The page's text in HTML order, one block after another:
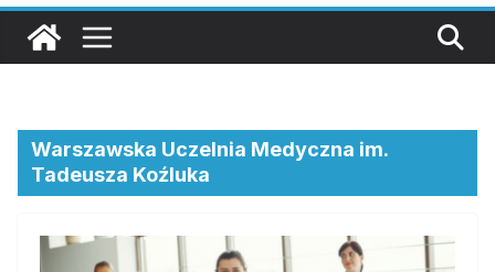
Warszawska Uczelnia Medyczna im.
Tadeusza Koźluka